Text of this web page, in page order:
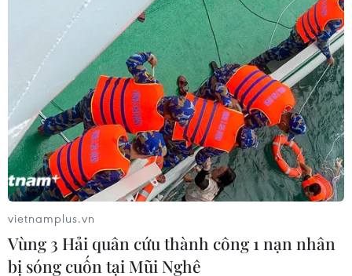
TIN LIÊN QUAN
vietnamplus.vn
Vùng 3 Hải quân cứu thành công 1 nạn nhân
bị sóng cuốn tại Mũi Nghê